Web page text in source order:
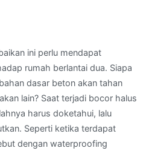
ini perlu mendapat
rumah berlantai dua. Siapa
dasar beton akan tahan
lain? Saat terjadi bocor halus
harus doketahui, lalu
Seperti ketika terdapat
dengan waterproofing